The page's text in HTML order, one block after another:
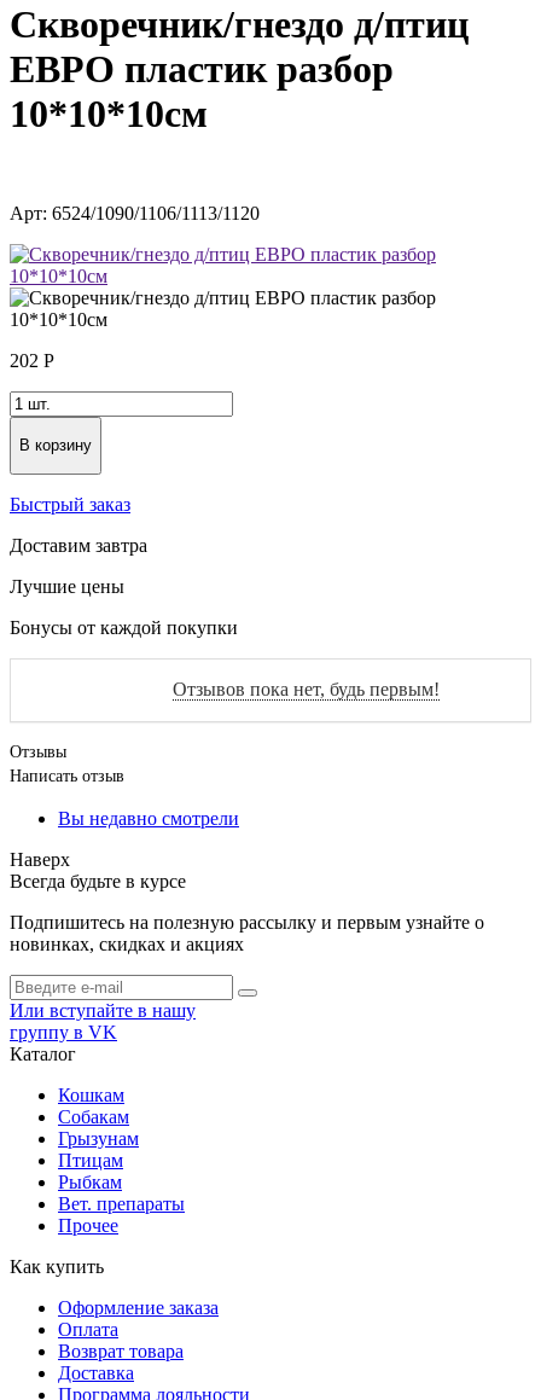
Скворечник/гнездо д/птиц
ЕВРО пластик разбор
10*10*10см
Арт: 6524/1090/1106/1113/1120
202 Р
В корзину
Быстрый заказ
Доставим завтра
Лучшие цены
Бонусы от каждой покупки
Отзывов пока нет, будь первым!
Отзывы
Написать отзыв
Вы недавно смотрели
Наверх
Всегда будьте в курсе
Подпишитесь на полезную рассылку и первым узнайте о
новинках, скидках и акциях
Или вступайте в нашу
группу в VK
Каталог
Кошкам
Собакам
Грызунам
Птицам
Рыбкам
Вет. препараты
Прочее
Как купить
Оформление заказа
Оплата
Возврат товара
Доставка
Программа лояльности